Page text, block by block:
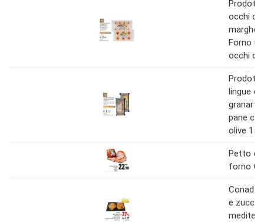
occhi di
Forno
occhi di
lingue
granart
pane
olive
Petto di
forno
Conad
e